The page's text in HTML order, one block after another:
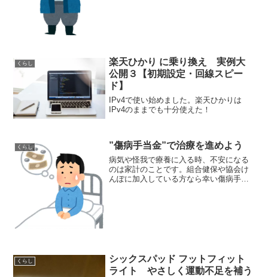
くらし
楽天ひかり に乗り換え 実例大
公開３【初期設定・回線スピー
ド】
IPv4で使い始めました。楽天ひかりは
IPv4のままでも十分使えた！
くらし ”傷病手当金”で治療を進めよう
病気や怪我で療養に入る時、不安になる
のは家計のことです。組合健保や協会け
んぽに加入している方なら幸い傷病手当
くらし
シックスパッド フットフィット
ライト やさしく運動不足を補う